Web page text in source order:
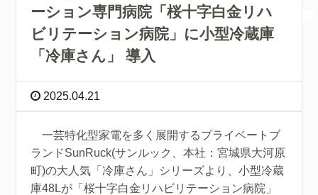
ーション専門病院「桜十字白金リハ
ビリテーション病院」に小型冷蔵庫
「冷庫さん」 導入
2025.04.21
一芸特化型家電を多く展開するプライベートブ
ランドSunRuck(サンルック、本社：宮城県大河原
町)の大人気「冷庫さん」シリーズより、小型冷蔵
庫48Lが「桜十字白金リハビリテーション病院」